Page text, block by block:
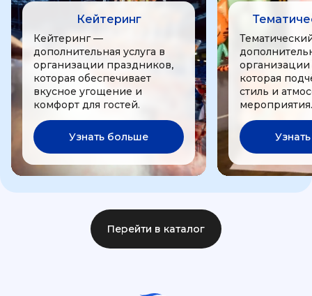
Кейтеринг
Кейтеринг —
дополнительная услуга в
организации праздников,
которая обеспечивает
вкусное угощение и
комфорт для гостей.
Узнать больше
которая
стиль и
мероприятия.
Перейти в каталог